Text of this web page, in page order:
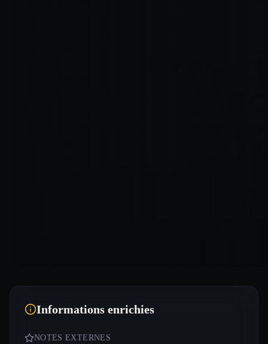
Informations enrichies
NOTES EXTERNES